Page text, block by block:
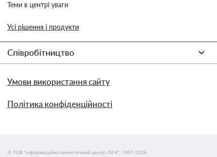
Теми в центрі уваги
Усі рішення і продукти
Співробітництво
Умови використання сайту
Політика конфіденційності
© ТОВ "інформаційно-аналітичний центр ЛІГА", 1991-2026.